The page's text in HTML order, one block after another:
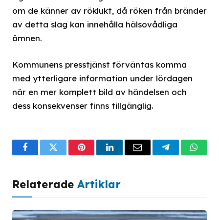
om de känner av röklukt, då röken från bränder
av detta slag kan innehålla hälsovådliga
ämnen.
Kommunens presstjänst förväntas komma
med ytterligare information under lördagen
när en mer komplett bild av händelsen och
dess konsekvenser finns tillgänglig.
FacebookTwitterPinterestLinkedInEmail Telegram
Relaterade Artiklar